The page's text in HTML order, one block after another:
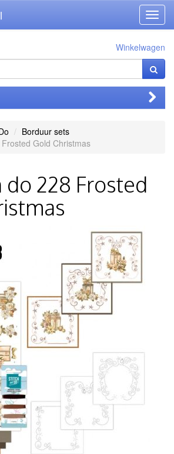
Winkelwagen
Borduur sets
Gold Christmas
do 228 Frosted